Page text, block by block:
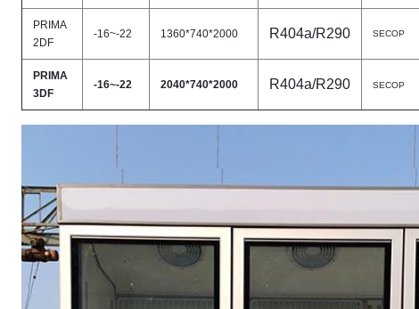
PRIMA
2DF
-16~-22 1360*740*2000 R404a/R290 SECOP
PRIMA
3DF
-16~-22 2040*740*2000 R404a/R290 SECOP